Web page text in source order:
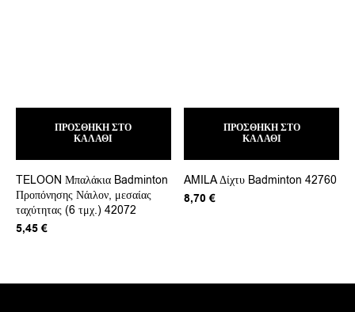
ΠΡΟΣΘΉΚΗ ΣΤΟ
ΚΑΛΆΘΙ
TELOON Μπαλάκια Badminton
Προπόνησης Νάιλον, μεσαίας
ταχύτητας (6 τμχ.) 42072
5,45 €
ΠΡΟΣΘΉΚΗ ΣΤΟ
ΚΑΛΆΘΙ
AMILA Δίχτυ Badminton 42760
8,70€